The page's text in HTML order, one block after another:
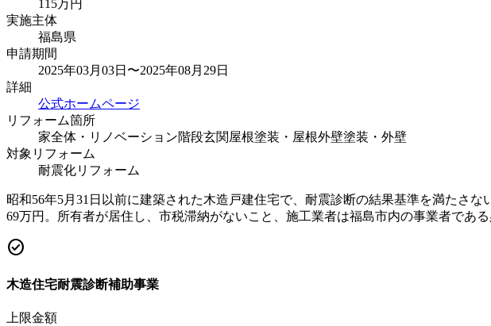
115万円
実施主体
福島県
申請期間
2025年03月03日〜2025年08月29日
詳細
公式ホームページ
リフォーム箇所
家全体・リノベーション階段玄関 屋根塗装・屋根外壁塗装・外壁
対象リフォーム
耐震化リフォーム
昭和56年5月31日以前に建築された木造戸建住宅で、耐震診断の結果基準を満たさ
69万円。所有者が居住し、市税滞納がないこと、施工業者は福島市内の事業者であ
check_circle
木造住宅耐震診断補助事業
上限金額